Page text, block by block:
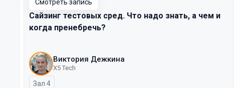
Смотреть запись
Сайзинг тестовых сред. Что надо знать, а чем и
когда пренебречь?
Виктория Дежкина
X5 Tech
Зал 4